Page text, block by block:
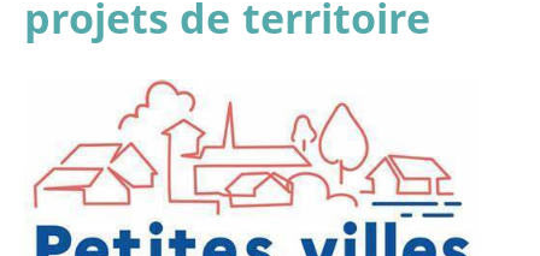
projets de territoire